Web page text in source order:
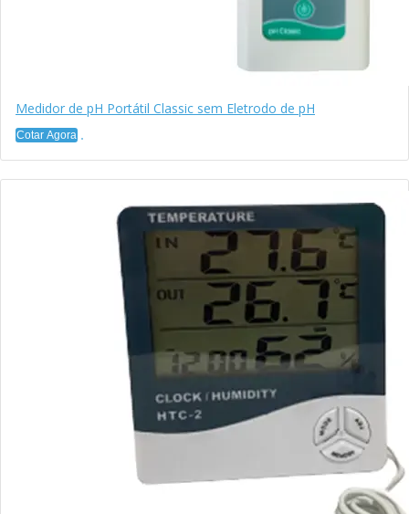
Medidor de pH Portátil Classic sem Eletrodo de pH
Cotar Agora